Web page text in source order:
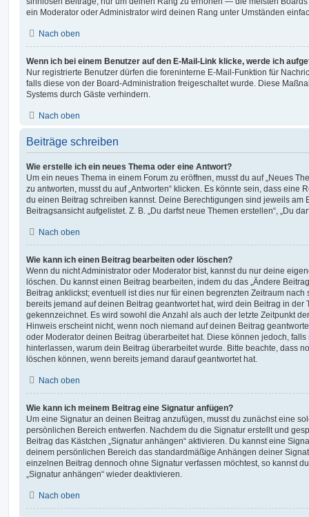
ein Moderator oder Administrator wird deinen Rang unter Umständen
Nach oben
Wenn ich bei einem Benutzer auf den E-Mail-Link klicke, werde ich
Nur registrierte Benutzer dürfen die foreninterne E-Mail-Funktion für
falls diese von der Board-Administration freigeschaltet wurde. Diese
Systems durch Gäste verhindern.
Nach oben
Beiträge schreiben
Wie erstelle ich ein neues Thema oder eine Antwort?
Um ein neues Thema in einem Forum zu eröffnen, musst du auf „Neues
zu antworten, musst du auf „Antworten“ klicken. Es könnte sein, dass eine
du einen Beitrag schreiben kannst. Deine Berechtigungen sind jeweils am
Beitragsansicht aufgelistet. Z. B. „Du darfst neue Themen erstellen“, „Du
Nach oben
Wie kann ich einen Beitrag bearbeiten oder löschen?
Wenn du nicht Administrator oder Moderator bist, kannst du nur deine
löschen. Du kannst einen Beitrag bearbeiten, indem du das „Ändere
Beitrag anklickst; eventuell ist dies nur für einen begrenzten Zeitraum
bereits jemand auf deinen Beitrag geantwortet hat, wird dein Beitrag in der
gekennzeichnet. Es wird sowohl die Anzahl als auch der letzte Zeitpunkt
Hinweis erscheint nicht, wenn noch niemand auf deinen Beitrag
oder Moderator deinen Beitrag überarbeitet hat. Diese können jedoch,
hinterlassen, warum dein Beitrag überarbeitet wurde. Bitte beachte, dass
löschen können, wenn bereits jemand darauf geantwortet hat.
Nach oben
Wie kann ich meinem Beitrag eine Signatur anfügen?
Um eine Signatur an deinen Beitrag anzufügen, musst du zunächst eine
persönlichen Bereich entwerfen. Nachdem du die Signatur erstellt und
Beitrag das Kästchen „Signatur anhängen“ aktivieren. Du kannst eine
deinem persönlichen Bereich das standardmäßige Anhängen deiner
einzelnen Beitrag dennoch ohne Signatur verfassen möchtest, so kannst
„Signatur anhängen“ wieder deaktivieren.
Nach oben